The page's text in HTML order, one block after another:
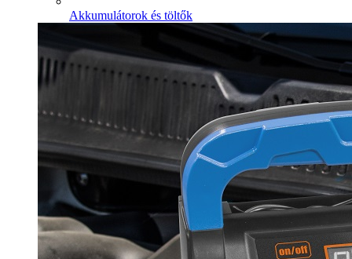
Akkumulátorok és töltők